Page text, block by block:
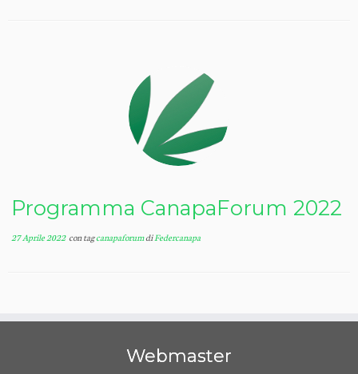
Programma CanapaForum 2022
27 Aprile 2022con tagcanapaforumdiFedercanapa
Webmaster